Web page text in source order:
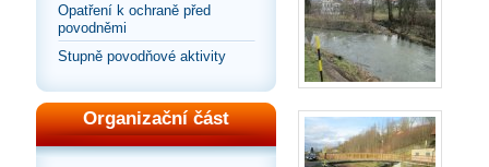
Opatření k ochraně před
povodněmi
Stupně povodňové aktivity
Organizační část